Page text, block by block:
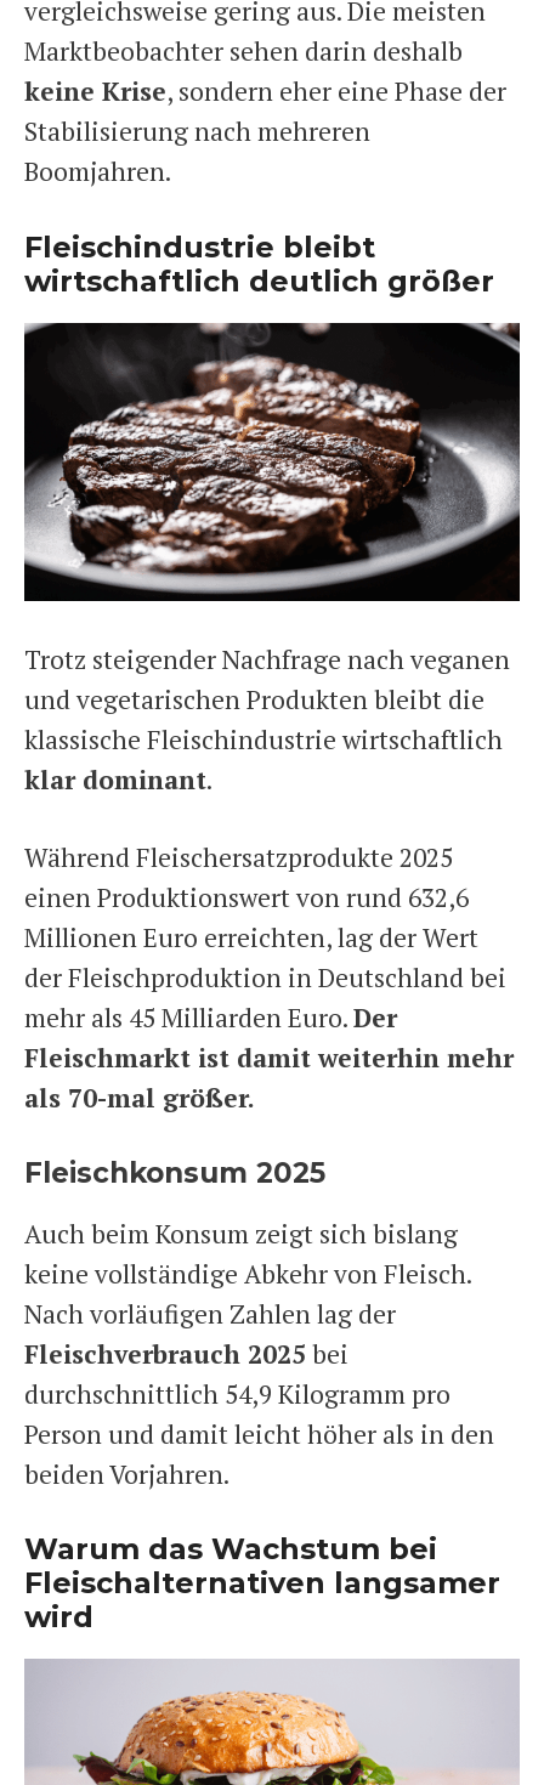
vergleichsweise gering aus. Die meisten
Marktbeobachter sehen darin deshalb
keine Krise, sondern eher eine Phase der
Stabilisierung nach mehreren
Boomjahren.
Fleischindustrie bleibt
wirtschaftlich deutlich größer
Trotz steigender Nachfrage nach veganen
und vegetarischen Produkten bleibt die
klassische Fleischindustrie wirtschaftlich
klar dominant.
Während Fleischersatzprodukte 2025
einen Produktionswert von rund 632,6
Millionen Euro erreichten, lag der Wert
der Fleischproduktion in Deutschland bei
mehr als 45 Milliarden Euro.Der
Fleischmarkt ist damit weiterhin mehr
als 70-mal größer.
Fleischkonsum 2025
Auch beim Konsum zeigt sich bislang
keine vollständige Abkehr von Fleisch.
Nach vorläufigen Zahlen lag der
Fleischverbrauch 2025 bei
durchschnittlich 54,9 Kilogramm pro
Person und damit leicht höher als in den
beiden Vorjahren.
Warum das Wachstum bei
Fleischalternativen langsamer
wird